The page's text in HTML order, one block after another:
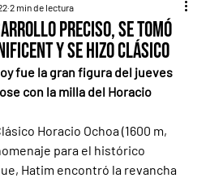
preciso, se tomó
y se hizo clásico
2 min de lectura
fue la gran figura del jueves
con la milla del Horacio
Horacio Ochoa (1600 m,
para el histórico
Hatim encontró la revancha